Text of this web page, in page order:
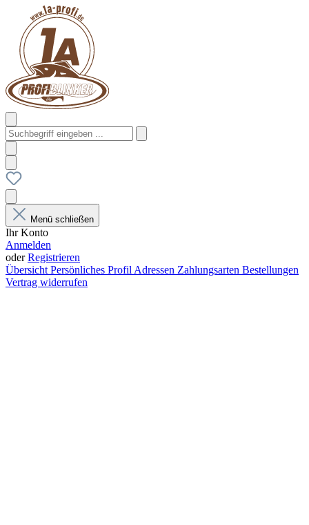
Menü schließen
Ihr Konto
Anmelden
oderRegistrieren
Übersicht Persönliches Profil Adressen Zahlungsarten Bestellungen
Vertrag widerrufen